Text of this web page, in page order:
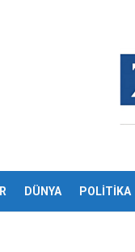
DÜNYA POLİTİKA